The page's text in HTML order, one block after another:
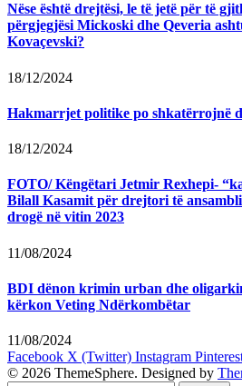
Nëse është drejtësi, le të jetë për të
përgjegjësi Mickoski dhe Qeveria
Kovaçevski?
18/12/2024
Hakmarrjet politike po shkatërrojnë
18/12/2024
FOTO/ Këngëtari Jetmir Rexhepi-
Bilall Kasamit për drejtori të
drogë në vitin 2023
11/08/2024
BDI dënon krimin urban dhe
kërkon Veting Ndërkombëtar
11/08/2024
Facebook X (Twitter) Instagram
© 2026 ThemeSphere. Designed by